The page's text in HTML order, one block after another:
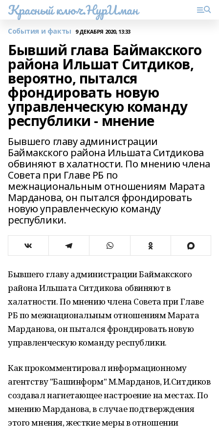
Красный ключ.НурИман
События и факты 9 ДЕКАБРЯ 2020, 13:33
Бывший глава Баймакского
района Ильшат Ситдиков,
вероятно, пытался
фрондировать новую
управленческую команду
республики - мнение
Бывшего главу администрации
Баймакского района Ильшата Ситдикова
обвиняют в халатности. По мнению члена
Совета при Главе РБ по
межнациональным отношениям Марата
Марданова, он пытался фрондировать
новую управленческую команду
республики.
Бывшего главу администрации Баймакского
района Ильшата Ситдикова обвиняют в
халатности. По мнению члена Совета при Главе
РБ по межнациональным отношениям Марата
Марданова, он пытался фрондировать новую
управленческую команду республики.
Как прокомментировал информационному
агентству "Башинформ" М.Марданов, И.Ситдиков
создавал нагнетающее настроение на местах. По
мнению Марданова, в случае подтверждения
этого мнения, жесткие меры в отношении